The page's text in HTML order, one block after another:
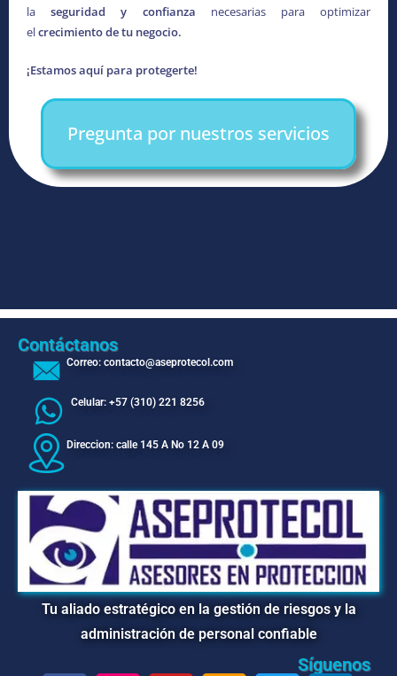
laseguridad y confianza necesarias para optimizar
elcrecimiento de tu negocio.
¡Estamos aquí para protegerte!
Pregunta por nuestros servicios
Contáctanos
Correo: contacto@aseprotecol.com
Celular: +57 (310) 221 8256
Direccion: calle 145 A No 12 A 09
Tu aliado estratégico en la gestión de riesgos y la
administración de personal confiable
Síguenos